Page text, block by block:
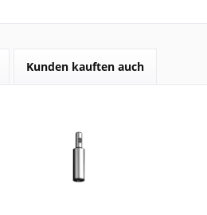
Kunden kauften auch